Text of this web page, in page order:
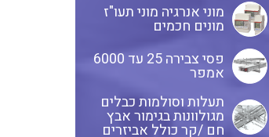
כבלים אלומניום למתח גבוה
חוטים קשיחים
מוני אנרגיה מוני תעו"ז
מונים חכמים
פסי צבירה 25 עד 6000
אמפר
תעלות וסולמות כבלים
מגולוונות בגימור אבץ
חם /קר כולל אביזרים